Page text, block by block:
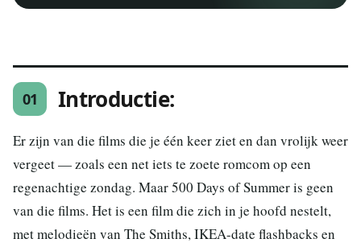
01 Introductie:
Er zijn van die films die je één keer ziet en dan vrolijk weer
vergeet — zoals een net iets te zoete romcom op een
regenachtige zondag. Maar 500 Days of Summer is geen
van die films. Het is een film die zich in je hoofd nestelt,
met melodieën van The Smiths, IKEA-date flashbacks en